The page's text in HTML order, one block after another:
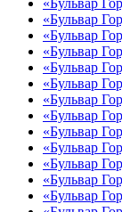
«Бульвар
«Бульвар
«Бульвар
«Бульвар
«Бульвар
«Бульвар
«Бульвар
«Бульвар
«Бульвар
«Бульвар
«Бульвар
«Бульвар